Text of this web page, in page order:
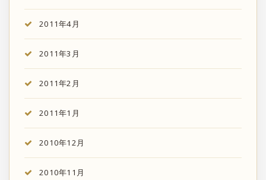
2011年4月
2011年3月
2011年2月
2011年1月
2010年12月
2010年11月